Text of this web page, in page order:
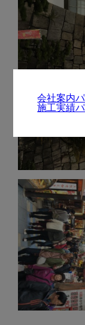
会社案内
施工実績